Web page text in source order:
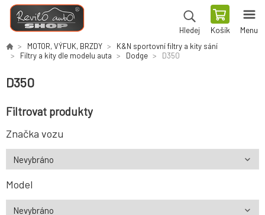
Hledej Košík Menu
MOTOR, VÝFUK, BRZDY
K&N sportovní filtry a kity sání
Filtry a kity dle modelu auta
Dodge D350
D350
Filtrovat produkty
Značka vozu
Model